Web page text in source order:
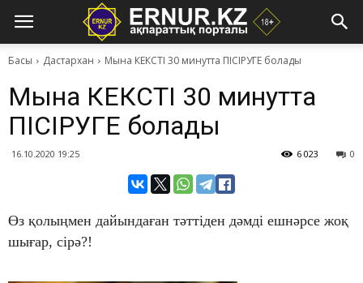
Басы Дастархан Мына КЕКСТІ 30 минутта ПІСІРУГЕ болады
Мына КЕКСТІ 30 минутта
ПІСІРУГЕ болады
16.10.2020 19:25 0
6 023
​Өз қолыңмен дайындаған тәттіден дәмді ешнәрсе жоқ
шығар, сірә?!